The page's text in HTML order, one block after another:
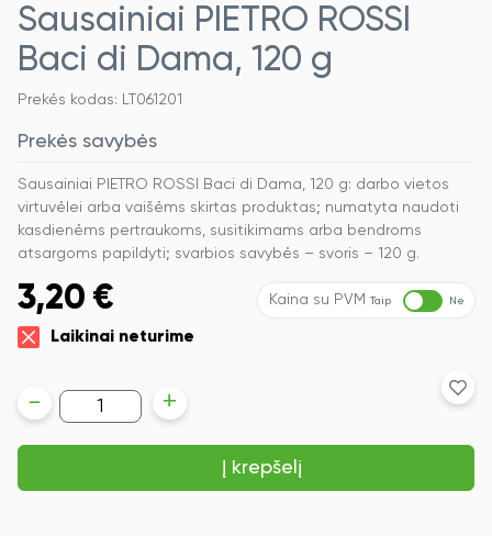
Sausainiai PIETRO ROSSI
Baci di Dama, 120 g
Prekės kodas: LT061201
Prekės savybės
Sausainiai PIETRO ROSSI Baci di Dama, 120 g: darbo vietos
virtuvėlei arba vaišėms skirtas produktas; numatyta naudoti
kasdienėms pertraukoms, susitikimams arba bendroms
atsargoms papildyti; svarbios savybės – svoris – 120 g.
3,20 € Kaina su PVM Taip Ne
Laikinai neturime
produkto
kiekis:
Sausainiai
PIETRO
Baci
- +
Į krepšelį